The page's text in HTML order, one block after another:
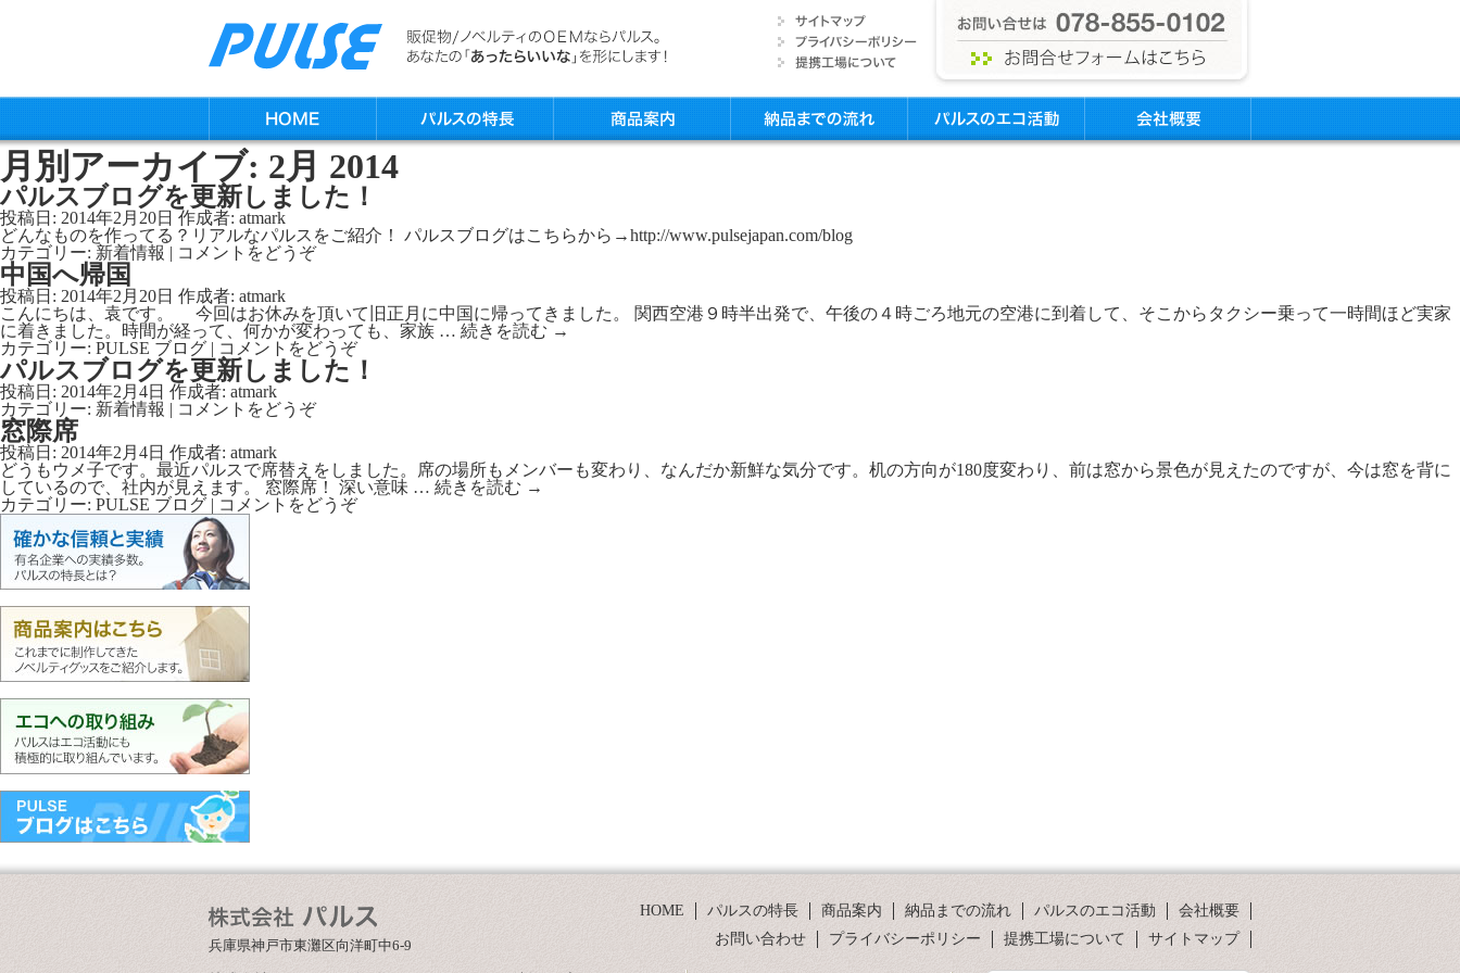
月別アーカイブ: 2月 2014
パルスブログを更新しました！
投稿日: 2014年2月20日 作成者: atmark
どんなものを作ってる？リアルなパルスをご紹介！ パルスブログはこちらから→http://www.pulsejapan.com/blog
カテゴリー: 新着情報 | コメントをどうぞ
中国へ帰国
投稿日: 2014年2月20日 作成者: atmark
こんにちは、袁です。 今回はお休みを頂いて旧正月に中国に帰ってきました。 関西空港９時半出発で、午後の４時ごろ地元の空港に到着して、そこからタクシー乗って一時間ほど実家
に着きました。時間が経って、何かが変わっても、家族 … 続きを読む →
カテゴリー: PULSE ブログ | コメントをどうぞ
パルスブログを更新しました！
投稿日: 2014年2月4日 作成者: atmark
カテゴリー: 新着情報 | コメントをどうぞ
窓際席
投稿日: 2014年2月4日 作成者: atmark
どうもウメ子です。最近パルスで席替えをしました。席の場所もメンバーも変わり、なんだか新鮮な気分です。机の方向が180度変わり、前は窓から景色が見えたのですが、今は窓を背に
しているので、社内が見えます。 窓際席！ 深い意味 … 続きを読む →
カテゴリー: PULSE ブログ | コメントをどうぞ
兵庫県神戸市東灘区向洋町中6-9
会社概要
パルスのエコ活動
納品までの流れ
商品案内
パルスの特長
HOME
サイトマップ
提携工場について
プライバシーポリシー
お問い合わせ